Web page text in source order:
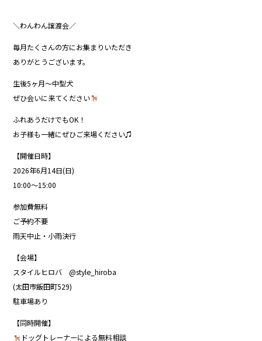
＼わんわん譲渡会／
毎月たくさんの方にお集まりいただき
ありがとうございます。
生後5ヶ月〜中型犬
ぜひ会いに来てください
ふれあうだけでもOK！
お子様も一緒にぜひご来場ください♫
【開催日時】
2026年6月14日(日)
10:00〜15:00
参加費無料
ご予約不要
雨天中止・小雨決行
【会場】
スタイルヒロバ@style_hiroba
(太田市飯田町529)
駐車場あり
【同時開催】
ドッグトレーナーによる無料相談